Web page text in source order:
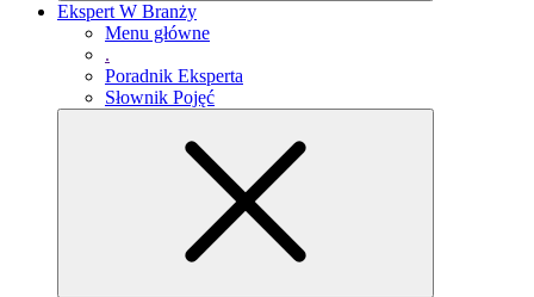
Ekspert W Branży
Menu główne
.
Poradnik Eksperta
Słownik Pojęć